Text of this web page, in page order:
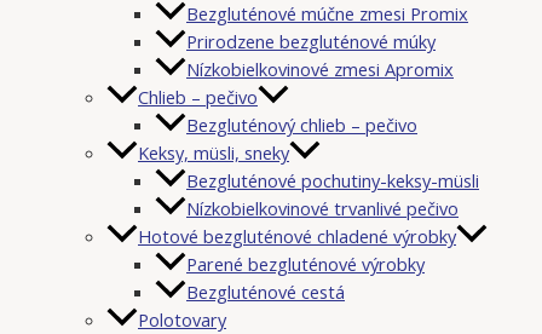
Bezgluténové múčne zmesi Promix
Prirodzene bezgluténové múky
Nízkobielkovinové zmesi Apromix
Chlieb – pečivo
Bezgluténový chlieb – pečivo
Keksy, müsli, sneky
Bezgluténové pochutiny-keksy-müsli
Nízkobielkovinové trvanlivé pečivo
Hotové bezgluténové chladené výrobky
Parené bezgluténové výrobky
Bezgluténové cestá
Polotovary